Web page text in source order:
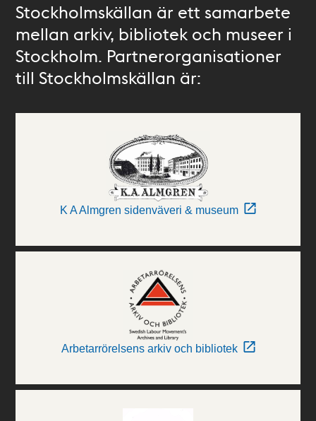
Stockholmskällan är ett samarbete
mellan arkiv, bibliotek och museer i
Stockholm. Partnerorganisationer
till Stockholmskällan är:
K A Almgren sidenväveri & museum
Arbetarrörelsens arkiv och bibliotek